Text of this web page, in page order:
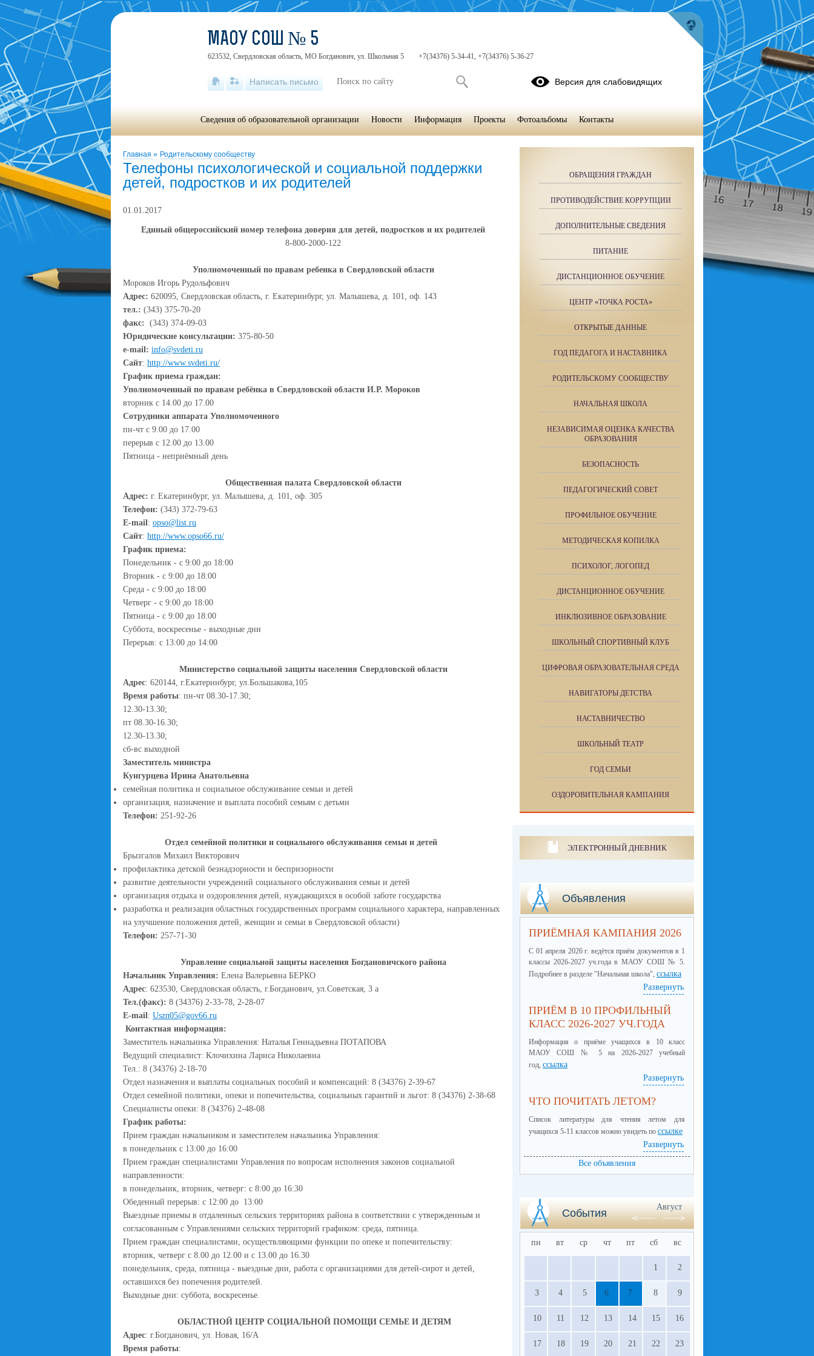
Главная » Родительскому сообществу
Телефоны психологической и социальной поддержки
детей, подростков и их родителей
01.01.2017
Единый общероссийский номер телефона доверия для детей, подростков и их родителей
8-800-2000-122
Уполномоченныйпо правам ребенка в Свердловской области
Мороков Игорь Рудольфович
Адрес: 620095, Свердловская область, г. Екатеринбург, ул. Малышева, д. 101, оф. 143
тел.: (343) 375-70-20
факс: (343) 374-09-03
Юридические консультации: 375-80-50
e-mail: info@svdeti.ru
Сайт: http://www.svdeti.ru/
График приема граждан:
Уполномоченный по правам ребёнка в Свердловской области И.Р. Мороков
вторник с 14.00 до 17.00
Сотрудники аппарата Уполномоченного
пн-чт с 9.00 до 17.00
перерыв с 12.00 до 13.00
Пятница - неприёмный день
Общественная палата Свердловской области
Адрес: г. Екатеринбург, ул. Малышева, д. 101, оф. 305
Телефон: (343) 372-79-63
E-mail: opso@list.ru
Сайт: http://www.opso66.ru/
График приема:
Понедельник - с 9:00 до 18:00
Вторник - с 9:00 до 18:00
Среда - с 9:00 до 18:00
Четверг - с 9:00 до 18:00
Пятница - с 9:00 до 18:00
Суббота, воскресенье - выходные дни
Перерыв: с 13:00 до 14:00
Министерство социальной защиты населения Свердловской области
Адрес: 620144, г.Екатеринбург, ул.Большакова,105
Время работы: пн-чт 08.30-17.30;
12.30-13.30;
пт 08.30-16.30;
12.30-13.30;
сб-вс выходной
Заместитель министра
Кунгурцева Ирина Анатольевна
семейная политика и социальное обслуживание семьи и детей
организация, назначение и выплата пособий семьям с детьми
Телефон: 251-92-26
Отдел семейной политики и социального обслуживания семьи и детей
Брызгалов Михаил Викторович
профилактика детской безнадзорности и беспризорности
развитие деятельности учреждений социального обслуживания семьи и детей
организация отдыха и оздоровления детей, нуждающихся в особой заботе государства
разработка и реализация областных государственных программ социального характера, направленных
на улучшение положения детей, женщин и семьи в Свердловской области)
Телефон: 257-71-30
Управление социальной защиты населения Богдановичского района
Начальник Управления: Елена Валерьевна БЕРКО
Адрес: 623530, Свердловская область, г.Богданович, ул.Советская, 3 а
Тел.(факс): 8 (34376) 2-33-78, 2-28-07
E-mail: Uszn05@gov66.ru
Контактная информация:
Заместитель начальника Управления: Наталья Геннадьевна ПОТАПОВА
Ведущий специалист: Клочихина Лариса Николаевна
Тел.: 8 (34376) 2-18-70
Отдел назначения и выплаты социальных пособий и компенсаций: 8 (34376) 2-39-67
Отдел семейной политики, опеки и попечительства, социальных гарантий и льгот: 8 (34376) 2-38-68
Специалисты опеки: 8 (34376) 2-48-08
График работы:
Прием граждан начальником и заместителем начальника Управления:
в понедельник с 13:00 до 16:00
Прием граждан специалистами Управления по вопросам исполнения законов социальной
направленности:
в понедельник, вторник, четверг: с 8:00 до 16:30
Обеденный перерыв: с 12:00 до 13:00
Выездные приемы в отдаленных сельских территориях района в соответствии с утвержденным и
согласованным с Управлениями сельских территорий графиком: среда, пятница.
Прием граждан специалистами, осуществляющими функции по опеке и попечительству:
вторник, четверг с 8.00 до 12.00 и с 13.00 до 16.30
понедельник, среда, пятница - выездные дни, работа с организациями для детей-сирот и детей,
оставшихся без попечения родителей.
Выходные дни: суббота, воскресенье.
ОБЛАСТНОЙ ЦЕНТР СОЦИАЛЬНОЙ ПОМОЩИ СЕМЬЕ И ДЕТЯМ
Адрес: г.Богданович, ул. Новая, 16/А
Время работы:
ОБРАЩЕНИЯ ГРАЖДАН
ПРОТИВОДЕЙСТВИЕ КОРРУПЦИИ
ДОПОЛНИТЕЛЬНЫЕ СВЕДЕНИЯ
ПИТАНИЕ
ДИСТАНЦИОННОЕ ОБУЧЕНИЕ
ЦЕНТР «ТОЧКА РОСТА»
ОТКРЫТЫЕ ДАННЫЕ
ГОД ПЕДАГОГА И НАСТАВНИКА
РОДИТЕЛЬСКОМУ СООБЩЕСТВУ
НАЧАЛЬНАЯ ШКОЛА
НЕЗАВИСИМАЯ ОЦЕНКА КАЧЕСТВА
ОБРАЗОВАНИЯ
БЕЗОПАСНОСТЬ
ПЕДАГОГИЧЕСКИЙ СОВЕТ
ПРОФИЛЬНОЕ ОБУЧЕНИЕ
МЕТОДИЧЕСКАЯ КОПИЛКА
ПСИХОЛОГ, ЛОГОПЕД
ДИСТАНЦИОННОЕ ОБУЧЕНИЕ
ИНКЛЮЗИВНОЕ ОБРАЗОВАНИЕ
ШКОЛЬНЫЙ СПОРТИВНЫЙ КЛУБ
ЦИФРОВАЯ ОБРАЗОВАТЕЛЬНАЯ СРЕДА
НАВИГАТОРЫ ДЕТСТВА
НАСТАВНИЧЕСТВО
ШКОЛЬНЫЙ ТЕАТР
ГОД СЕМЬИ
ОЗДОРОВИТЕЛЬНАЯ КАМПАНИЯ
ЭЛЕКТРОННЫЙ ДНЕВНИК
Объявления
ПРИЁМНАЯ КАМПАНИЯ 2026
С 01 апреля 2026 г. ведётся приём документов в 1
классы 2026-2027 уч.года в МАОУ СОШ № 5.
Подробнее в разделе "Начальная школа", ссылка
Развернуть
ПРИЁМ В 10 ПРОФИЛЬНЫЙ
КЛАСС 2026-2027 УЧ.ГОДА
Информация о приёме учащихся в 10 класс
МАОУ СОШ № 5 на 2026-2027 учебный
год, ссылка
Развернуть
ЧТО ПОЧИТАТЬ ЛЕТОМ?
Список литературы для чтения летом для
учащихся 5-11 классов можно увидеть по ссылке
Развернуть
Все объявления
События
Август
пн вт ср чт пт сб вс
1 2
3 4 5 6 7 8 9
10 11 12 13 14 15 16
17 18 19 20 21 22 23
МАОУ СОШ № 5
623532, Свердловская область, МО Богданович, ул. Школьная 5 +7(34376) 5-34-41, +7(34376) 5-36-27
Написать письмо Версия для слабовидящих
Сведения об образовательной организации Новости Информация Проекты Фотоальбомы Контакты